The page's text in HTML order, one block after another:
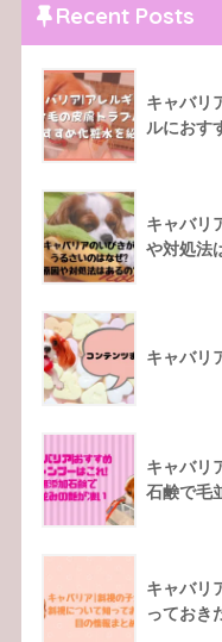
Recent Posts
キャバリ
ルにおす
キャバリ
や対処法
キャバリ
キャバリ
石鹸で毛
キャバリ
っておき